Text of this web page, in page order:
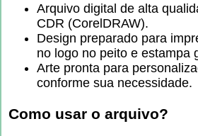
Arquivo digital de alta
CDR (CorelDRAW).
Design preparado para
no logo no peito e estampa
Arte pronta para
conforme sua necessidade.
Como usar o arquivo?